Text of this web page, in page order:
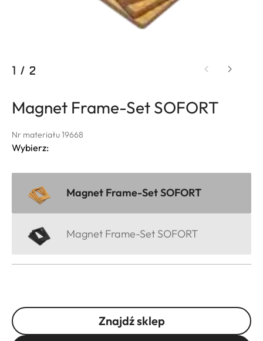
1 / 2
Magnet Frame-Set SOFORT
Nr materiału 19668
Wybierz:
Magnet Frame-Set SOFORT
Magnet Frame-Set SOFORT
Znajdź sklep